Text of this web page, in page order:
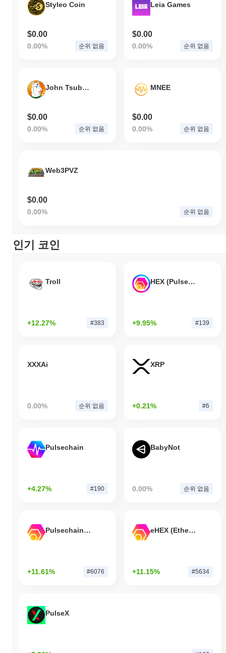
Styleo Coin
$0.00
0.00% 순위 없음
Leia Games
$0.00
0.00% 순위 없음
John Tsubasa Rivals
$0.00
0.00% 순위 없음
MNEE
$0.00
0.00% 순위 없음
Web3PVZ
$0.00
0.00% 순위 없음
인기 코인
Troll
+12.27% #383
HEX (Pulsechain)
+9.95% #139
XXXAi
0.00% 순위 없음
XRP
+0.21% #6
Pulsechain
+4.27% #190
BabyNot
0.00% 순위 없음
Pulsechain Bridged HEX (Pulsechain)
+11.61% #6076
eHEX (Ethereum)
+11.15% #5634
PulseX